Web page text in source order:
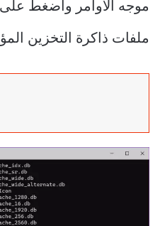
ملفات ذاكرة التخزين